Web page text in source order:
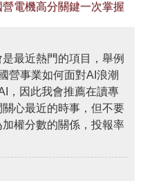
電機高分關鍵一次掌握
最近熱門的項目，舉例
營事業如何面對AI浪潮
，因此我會推薦在讀專
心最近的時事，但不要
權分數的關係，投報率